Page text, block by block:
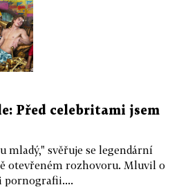
Před celebritami jsem
mladý," svěřuje se legendární
otevřeném rozhovoru. Mluvil o
pornografii....